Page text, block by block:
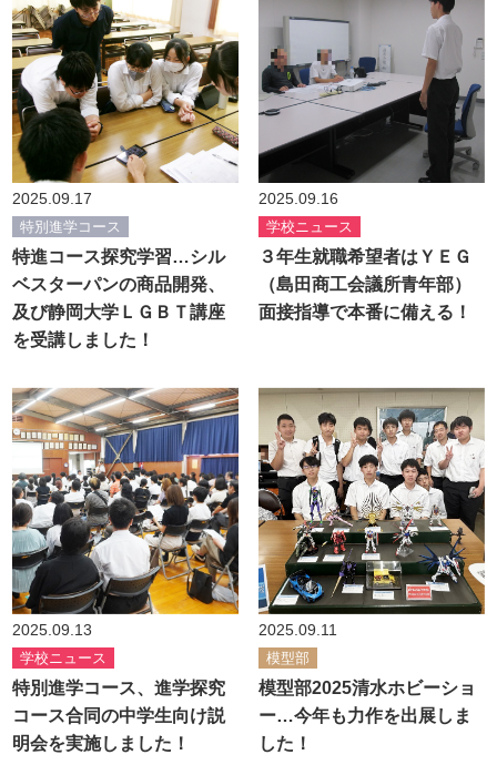
2025.09.17
特別進学コース
特進コース探究学習…シル
ベスターパンの商品開発、
及び静岡大学ＬＧＢＴ講座
を受講しました！
2025.09.16
学校ニュース
３年生就職希望者はＹＥＧ
（島田商工会議所青年部）
面接指導で本番に備える！
2025.09.13
学校ニュース
特別進学コース、進学探究
コース合同の中学生向け説
明会を実施しました！
2025.09.11
模型部
模型部2025清水ホビーショ
ー…今年も力作を出展しま
した！